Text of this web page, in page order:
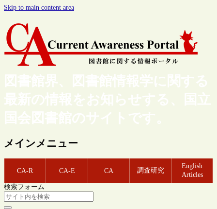
Skip to main content area
図書館界、図書館情報学に関する
最新の情報をお知らせする、国立
国会図書館のサイトです。
メインメニュー
CA-R CA-E CA 調査研究
English
Articles
検索フォーム